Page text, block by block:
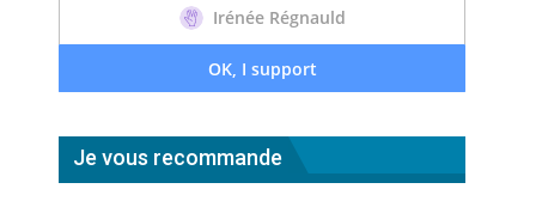
Je vous recommande